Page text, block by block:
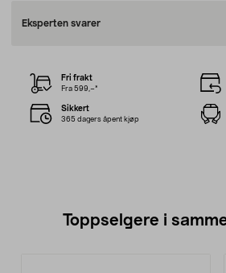
Eksperten svarer
Fri frakt
Fra 599,–*
Sikkert
365 dagers åpent kjøp
Toppselgere i